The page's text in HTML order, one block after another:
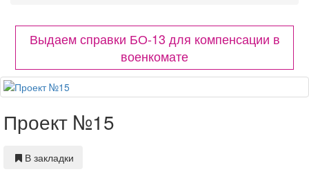
Выдаем справки БО-13 для компенсации в
военкомате
Проект №15
В закладки